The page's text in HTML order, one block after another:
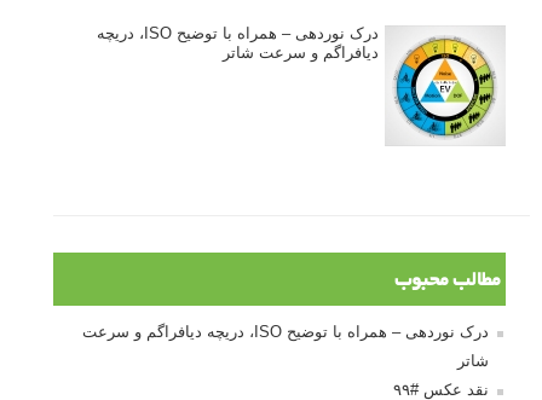
درک نوردهی – همراه با توضیح ISO، دریچه
دیافراگم و سرعت شاتر
مطالب محبوب
درک نوردهی – همراه با توضیح ISO، دریچه دیافراگم و سرعت
شاتر
نقد عکس #۹۹